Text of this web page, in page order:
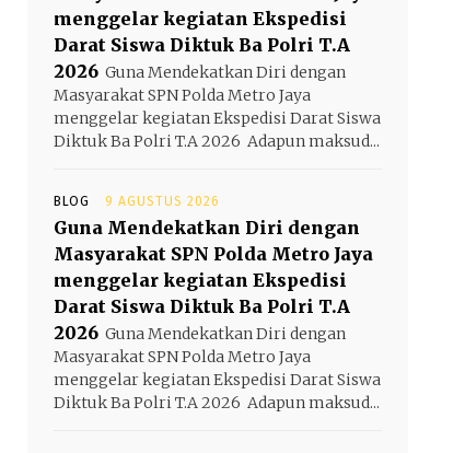
menggelar kegiatan Ekspedisi
Darat Siswa Diktuk Ba Polri T.A
2026 Guna Mendekatkan Diri dengan
Masyarakat SPN Polda Metro Jaya
menggelar kegiatan Ekspedisi Darat Siswa
Diktuk Ba Polri T.A 2026 ‎ ‎Adapun maksud...
BLOG 9 AGUSTUS 2026
Guna Mendekatkan Diri dengan
Masyarakat SPN Polda Metro Jaya
menggelar kegiatan Ekspedisi
Darat Siswa Diktuk Ba Polri T.A
2026 Guna Mendekatkan Diri dengan
Masyarakat SPN Polda Metro Jaya
menggelar kegiatan Ekspedisi Darat Siswa
Diktuk Ba Polri T.A 2026 ‎ ‎Adapun maksud...